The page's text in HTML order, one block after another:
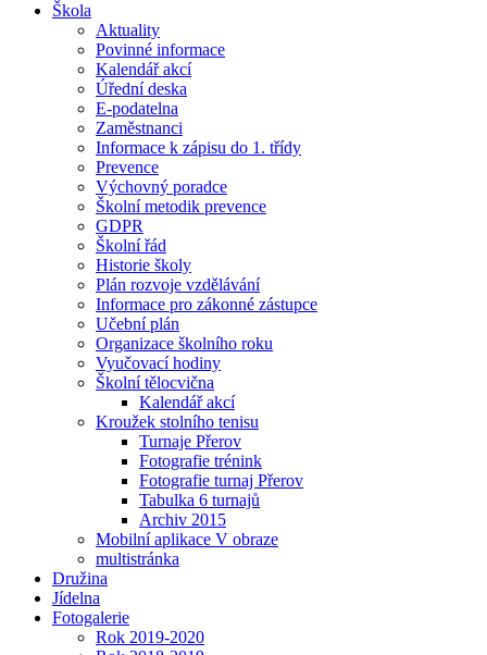
Škola
Aktuality
Povinné informace
Kalendář akcí
Úřední deska
E-podatelna
Zaměstnanci
Informace k zápisu do 1. třídy
Prevence
Výchovný poradce
Školní metodik prevence
GDPR
Školní řád
Historie školy
Plán rozvoje vzdělávání
Informace pro zákonné zástupce
Učební plán
Organizace školního roku
Vyučovací hodiny
Školní tělocvična
Kalendář akcí
Kroužek stolního tenisu
Turnaje Přerov
Fotografie trénink
Fotografie turnaj Přerov
Tabulka 6 turnajů
Archiv 2015
Mobilní aplikace V obraze
multistránka
Družina
Jídelna
Fotogalerie
Rok 2019-2020